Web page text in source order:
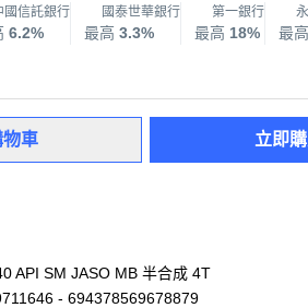
國信託銀行
6.2%
國泰世華銀行
最高 3.3%
第一銀行
最高 18% 最高
車 立即
API SM JASO MB 半合成 4T
- 694378569678879